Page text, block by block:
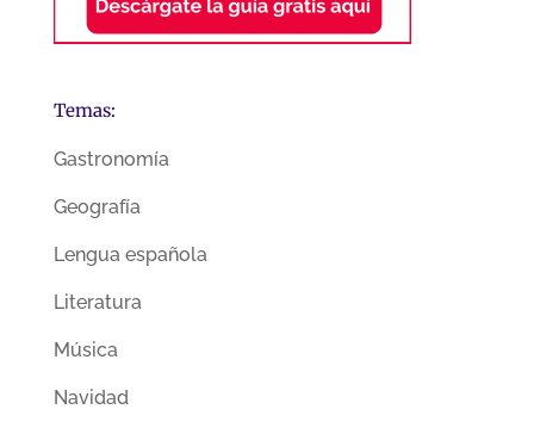
Temas:
Gastronomía
Geografía
Lengua española
Literatura
Música
Navidad